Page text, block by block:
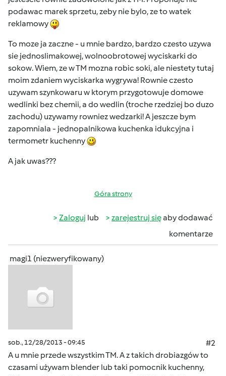
podawac marek sprzetu, zeby nie bylo, ze to watek
reklamowy
To moze ja zaczne - u mnie bardzo, bardzo czesto uzywa
sie jednoslimakowej, wolnoobrotowej wyciskarki do
sokow. Wiem, ze w TM mozna robic soki, ale niestety tutaj
moim zdaniem wyciskarka wygrywa! Rownie czesto
uzywam szynkowaru w ktorym przygotowuje domowe
wedlinki bez chemii, a do wedlin (troche rzedziej bo duzo
zachodu) uzywamy rowniez wedzarki! A jeszcze bym
zapomniala - jednopalnikowa kuchenka idukcyjna i
termometr kuchenny
A jak uwas???
Góra strony
Zaloguj lub zarejestruj sięaby dodawać
komentarze
magi1 (niezweryfikowany)
sob., 12/28/2013 - 09:45
#2
A u mnie przede wszystkim TM. A z takich drobiazgów to
czasami używam blender lub taki pomocnik kuchenny,